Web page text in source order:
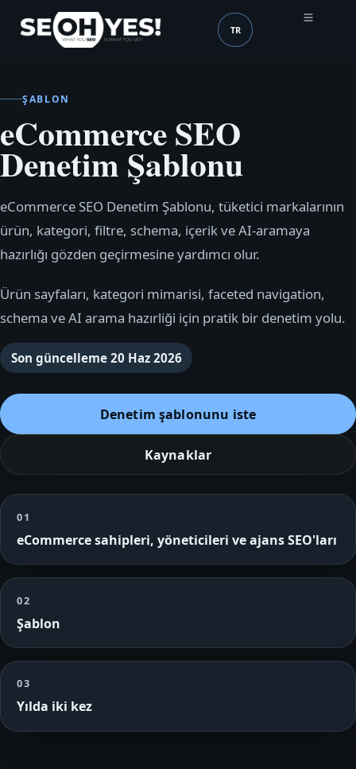
SEOH Dil (mobile header)
TR
ŞABLON
eCommerce SEO
Denetim Şablonu
eCommerce SEO Denetim Şablonu, tüketici markalarının
ürün, kategori, filtre, schema, içerik ve AI-aramaya
hazırlığı gözden geçirmesine yardımcı olur.
Ürün sayfaları, kategori mimarisi, faceted navigation,
schema ve AI arama hazırliği için pratik bir denetim yolu.
Son güncelleme 20 Haz 2026
Denetim şablonunu iste
Kaynaklar
01
eCommerce sahipleri, yöneticileri ve ajans SEO'ları
02
Şablon
03
Yılda iki kez